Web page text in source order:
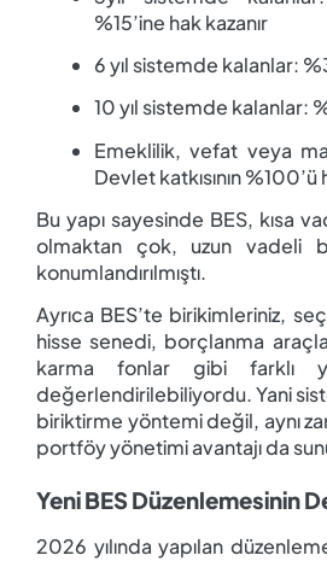
%15’ine hak kazanır
6 yıl sistemde kalanlar:
10 yıl sistemde kalanlar:
Emeklilik, vefat veya
Devlet katkısının
Bu yapı sayesinde BES, kısa
olmaktan çok, uzun vadeli
konumlandırılmıştı.
Ayrıca BES’te birikimleriniz,
hisse senedi, borçlanma
karma fonlar gibi farklı
değerlendirilebiliyordu. Yani
biriktirme yöntemi değil, aynı
portföy yönetimi avantajı da
Yeni BES Düzenlemesinin
2026 yılında yapılan